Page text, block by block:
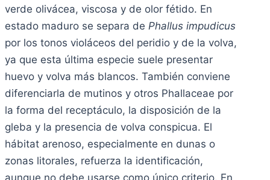
verde olivácea, viscosa y de olor fétido. En
estado maduro se separa de Phallus impudicus
por los tonos violáceos del peridio y de la volva,
ya que esta última especie suele presentar
huevo y volva más blancos. También conviene
diferenciarla de mutinos y otros Phallaceae por
la forma del receptáculo, la disposición de la
gleba y la presencia de volva conspicua. El
hábitat arenoso, especialmente en dunas o
zonas litorales, refuerza la identificación,
aunque no debe usarse como único criterio. En